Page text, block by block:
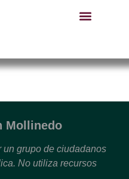
Mollinedo
un grupo de ciudadanos
No utiliza recursos